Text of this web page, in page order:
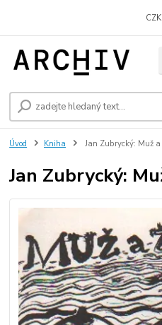
Úvod Kniha Jan Zubrycký: Muž a
Jan Zubrycký: